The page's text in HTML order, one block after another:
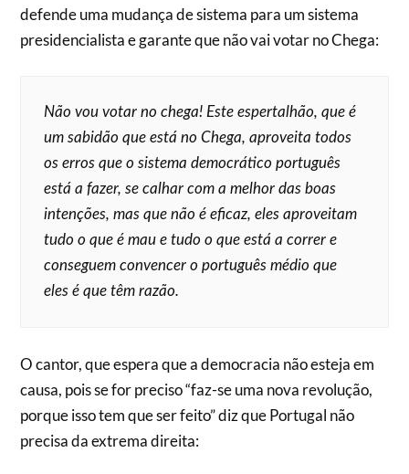
defende uma mudança de sistema para um sistema
presidencialista e garante que não vai votar no Chega:
Não vou votar no chega! Este espertalhão, que é
um sabidão que está no Chega, aproveita todos
os erros que o sistema democrático português
está a fazer, se calhar com a melhor das boas
intenções, mas que não é eficaz, eles aproveitam
tudo o que é mau e tudo o que está a correr e
conseguem convencer o português médio que
eles é que têm razão.
O cantor, que espera que a democracia não esteja em
causa, pois se for preciso “faz-se uma nova revolução,
porque isso tem que ser feito” diz que Portugal não
precisa da extrema direita: